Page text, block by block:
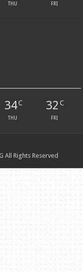
THU FRI
34C
THU
32 C
FRI
All Rights Reserved